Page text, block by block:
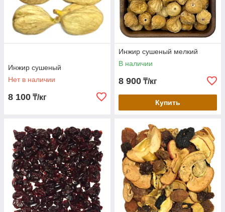
Инжир сушеный
Нет в наличии
8 100 ₸/кг
Инжир сушеный мелкий
В наличии
8 900 ₸/кг
Купить